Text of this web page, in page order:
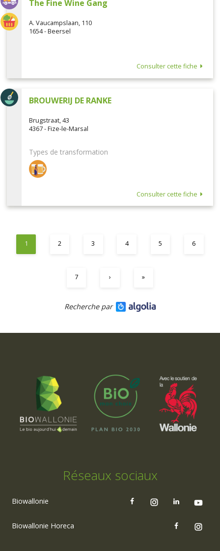
The Fine Wine Gang
A. Vaucampslaan, 110
1654 - Beersel
Consulter cette fiche
BROUWERIJ DE RANKE
Brugstraat, 43
4367 - Fize-le-Marsal
Types de transformation
Consulter cette fiche
1 2 3 4 5 6
7 › »
Recherche par
Réseaux sociaux
Biowallonie
Biowallonie Horeca